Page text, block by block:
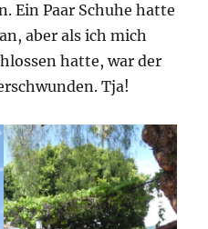
Ein Paar Schuhe hatte
aber als ich mich
hatte, war der
Tja!